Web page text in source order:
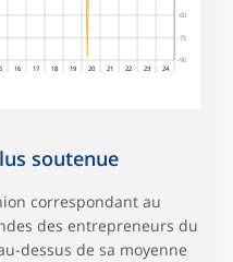
-90
-75
-60
16 17 18 19 20 21 22 23 24
soutenue
correspondant au
des entrepreneurs du
dessus de sa moyenne